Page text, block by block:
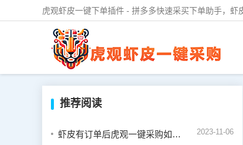
虎观虾皮一键下单插件 - 拼多多快速采买下单助手，虾
推荐阅读
虾皮有订单后虎观一键采购如何下单 2023-11-06